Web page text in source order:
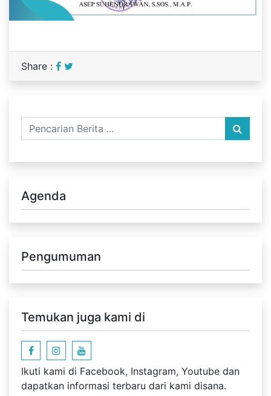
Share :
Agenda
Pengumuman
Temukan juga kami di
Ikuti kami di Facebook, Instagram, Youtube dan
dapatkan informasi terbaru dari kami disana.